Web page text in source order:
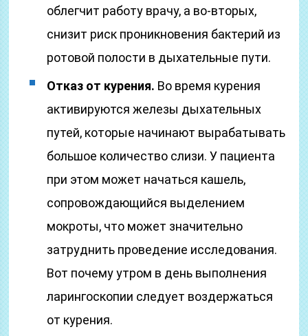
облегчит работу врачу, а во-вторых,
снизит риск проникновения бактерий из
ротовой полости в дыхательные пути.
Отказ от курения. Во время курения
активируются железы дыхательных
путей, которые начинают вырабатывать
большое количество слизи. У пациента
при этом может начаться кашель,
сопровождающийся выделением
мокроты, что может значительно
затруднить проведение исследования.
Вот почему утром в день выполнения
ларингоскопии следует воздержаться
от курения.